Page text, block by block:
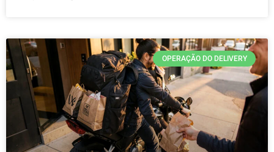
OPERAÇÃO DO DELIVERY